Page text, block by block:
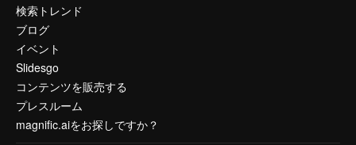
検索トレンド
ブログ
イベント
Slidesgo
コンテンツを販売する
プレスルーム
magnific.aiをお探しですか？